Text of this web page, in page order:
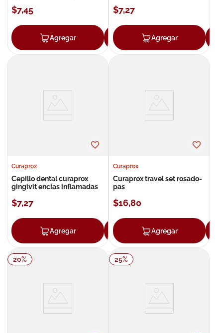
$7,45
Agregar Agregar
$7,27
Agregar
Curaprox
Cepillo dental curaprox
gingivit encías inflamadas
$7,27
Agregar Agregar
Curaprox
Curaprox travel set rosado-
pas
$16,80
Agregar
20% 25%